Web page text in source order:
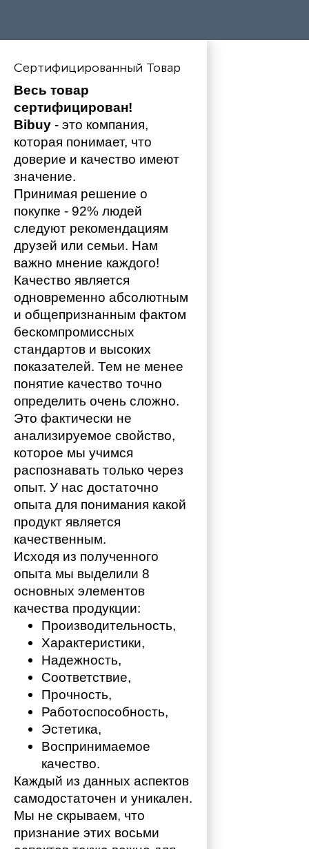
Сертифицированный Товар
Весь товар
сертифицирован!
Bibuy - это компания,
которая понимает, что
доверие и качество имеют
значение.
Принимая решение о
покупке - 92% людей
следуют рекомендациям
друзей или семьи. Нам
важно мнение каждого!
Качество является
одновременно абсолютным
и общепризнанным фактом
бескомпромиссных
стандартов и высоких
показателей. Тем не менее
понятие качество точно
определить очень сложно.
Это фактически не
анализируемое свойство,
которое мы учимся
распознавать только через
опыт. У нас достаточно
опыта для понимания какой
продукт является
качественным.
Исходя из полученного
опыта мы выделили 8
основных элементов
качества продукции:
Производительность,
Характеристики,
Надежность,
Соответствие,
Прочность,
Работоспособность,
Эстетика,
Воспринимаемое
качество.
Каждый из данных аспектов
самодостаточен и уникален.
Мы не скрываем, что
признание этих восьми